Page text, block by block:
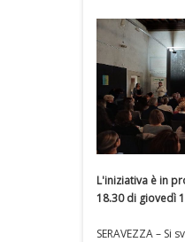
L'iniziativa è in
18.30 di giovedì
SERAVEZZA – Si